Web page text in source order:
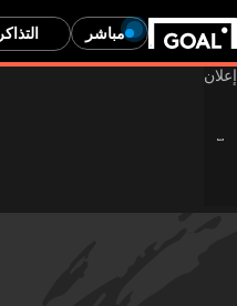
مباشر التذاكر